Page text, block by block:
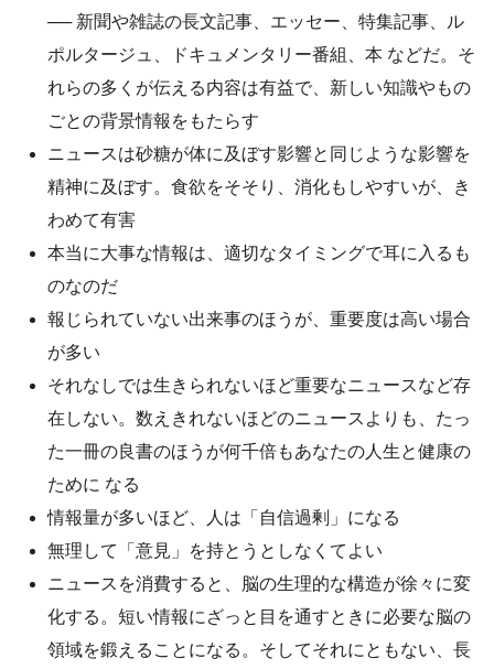
── 新聞や雑誌の長文記事、エッセー、特集記事、ル
ポルタージュ、ドキュメンタリー番組、本 などだ。そ
れらの多くが伝える内容は有益で、新しい知識やもの
ごとの背景情報をもたらす
ニュースは砂糖が体に及ぼす影響と同じような影響を
精神に及ぼす。食欲をそそり、消化もしやすいが、き
わめて有害
本当に大事な情報は、適切なタイミングで耳に入るも
のなのだ
報じられていない出来事のほうが、重要度は高い場合
が多い
それなしでは生きられないほど重要なニュースなど存
在しない。数えきれないほどのニュースよりも、たっ
た一冊の良書のほうが何千倍もあなたの人生と健康の
ために なる
情報量が多いほど、人は「自信過剰」になる
無理して「意見」を持とうとしなくてよい
ニュースを消費すると、脳の生理的な構造が徐々に変
化する。短い情報にざっと目を通すときに必要な脳の
領域を鍛えることになる。そしてそれにともない、長